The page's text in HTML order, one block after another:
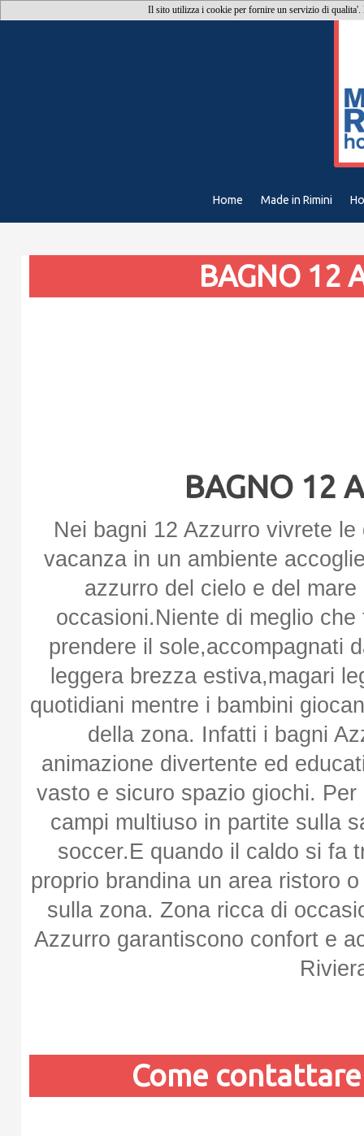
Home Made in Rimini
BAGNO 12
BAGNO 12
Nei bagni 12 Azzurro vivrete
vacanza in un ambiente
azzurro del cielo e del
occasioni.Niente di meglio
prendere il sole,accompagnati
leggera brezza estiva,magari
quotidiani mentre i bambini
della zona. Infatti i bagni
animazione divertente ed
vasto e sicuro spazio giochi.
campi multiuso in partite sulla
soccer.E quando il caldo si fa
proprio brandina un area ristoro
sulla zona. Zona ricca di
Azzurro garantiscono confort e
Come contattare
Il sito utilizza i cookie per fornire un servizio di qualita'.